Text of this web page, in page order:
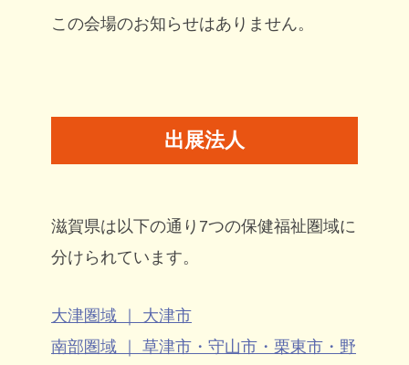
この会場のお知らせはありません。
出展法人
滋賀県は以下の通り7つの保健福祉圏域に
分けられています。
大津圏域 ｜ 大津市
南部圏域 ｜ 草津市・守山市・栗東市・野